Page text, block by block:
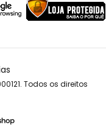
Todos os direitos